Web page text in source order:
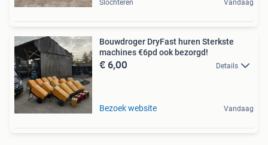
Slochteren
Vandaag
Bouwdroger DryFast huren Sterkste
machines €6pd ook bezorgd!
€ 6,00 Details
Bezoek website Vandaag